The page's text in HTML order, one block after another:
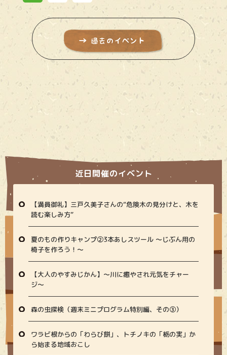
近日開催のイベント
【満員御礼】三戸久美子さんの“危険木の見分けと、木を
読む楽しみ方”
夏のもの作りキャンプ②3本あしスツール ～じぶん用の
椅子を作ろう！～
【大人のやすみじかん】〜川に癒やされ元気をチャー
ジ〜
森の虫探検（週末ミニプログラム特別編、その③）
ワラビ根からの「わらび餅」、トチノキの「栃の実」か
ら始まる地域おこし